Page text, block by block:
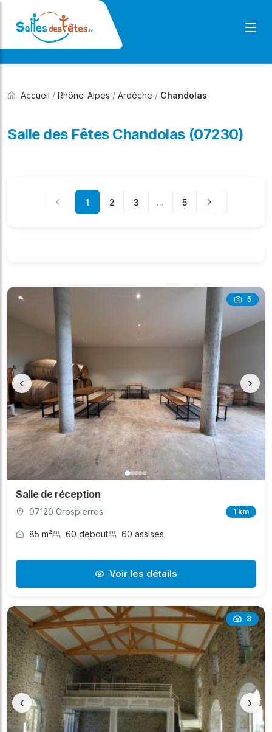
Accueil / Rhône-Alpes / Ardèche / Chandolas
Salle des Fêtes Chandolas (07230)
1 2 3 ... 5
5
‹ ›
Salle de réception
07120 Grospierres 1 km
85 m² 60 debout 60 assises
Voir les détails
3
‹ ›